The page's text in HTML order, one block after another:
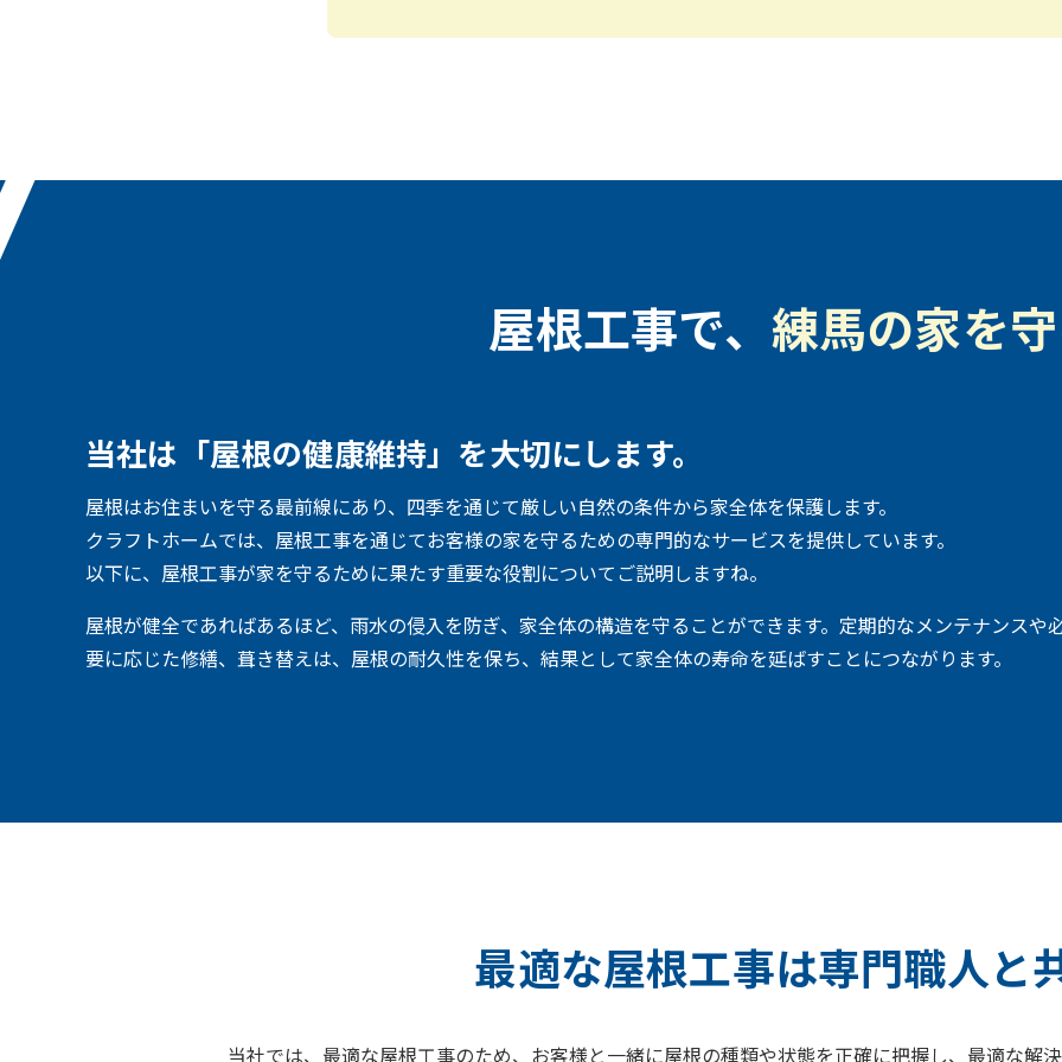
屋根工事で、 練馬の家を
当社は「屋根の健康維持」を大切にします。
屋根はお住まいを守る最前線にあり、四季を通じて厳しい自然の条件から家全体を保護します。
クラフトホームでは、屋根工事を通じてお客様の家を守るための専門的なサービスを提供しています。
以下に、屋根工事が家を守るために果たす重要な役割についてご説明しますね。
屋根が健全であればあるほど、雨水の侵入を防ぎ、家全体の構造を守ることができます。定期的なメンテナンスや
要に応じた修繕、葺き替えは、屋根の耐久性を保ち、結果として家全体の寿命を延ばすことにつながります。
最適な屋根工事は専門職人と
当社では、最適な屋根工事のため、お客様と一緒に屋根の種類や状態を正確に把握し、最適な